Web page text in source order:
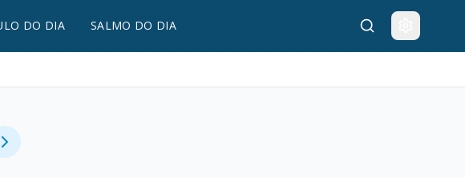
DO DIA SALMO DO DIA